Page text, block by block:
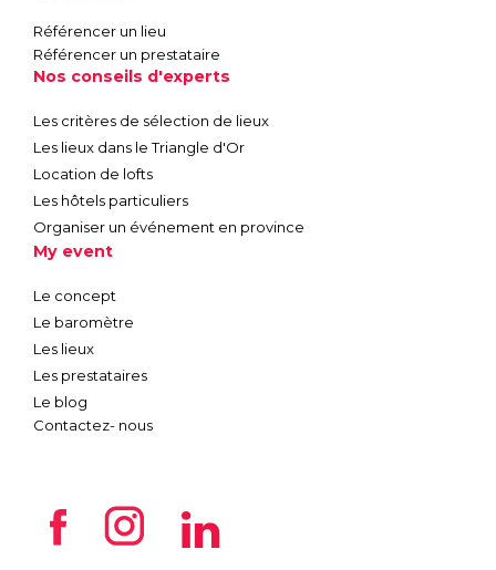
Référencer un lieu
Référencer un prestataire
Nos conseils d'experts
Les critères de sélection de lieux
Les lieux dans le Triangle d'Or
Location de lofts
Les hôtels particuliers
Organiser un événement en province
My event
Le concept
Le baromètre
Les lieux
Les prestataires
Le blog
Contactez- nous